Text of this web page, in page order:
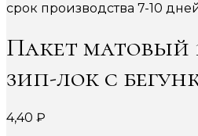
срок производства 7-10
Пакет матовый
зип-лок с
4,40 ₽